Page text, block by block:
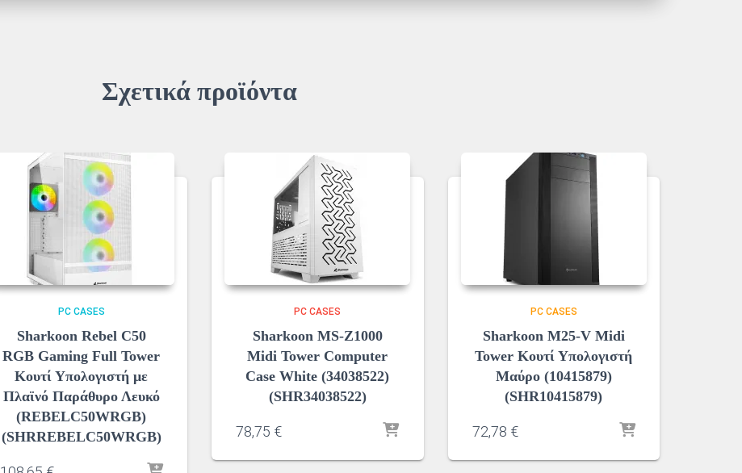
Σχετικά προϊόντα
PC CASES
Sharkoon Rebel C50
RGB Gaming Full Tower
Κουτί Υπολογιστή με
Πλαϊνό Παράθυρο Λευκό
(REBELC50WRGB)
(SHRREBELC50WRGB)
PC CASES
Sharkoon MS-Z1000
Midi Tower Computer
Case White (34038522)
(SHR34038522)
78,75 €
PC CASES
Sharkoon M25-V Midi
Tower Κουτί Υπολογιστή
Μαύρο (10415879)
(SHR10415879)
72,78 €